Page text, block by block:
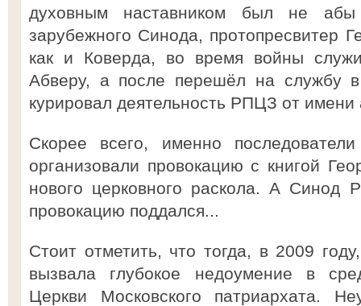
духовным наставником был не
зарубежного Синода, протопресвитер
как и Коверда, во время войны
Абверу, а после перешёл на службу
курировал деятельность РПЦЗ от имени
Скорее всего, именно
организовали провокацию с книгой
нового церковного раскола. А
провокацию поддался...
Стоит отметить, что тогда, в 2009
вызвала глубокое недоумение в
Церкви Московского патриархата.